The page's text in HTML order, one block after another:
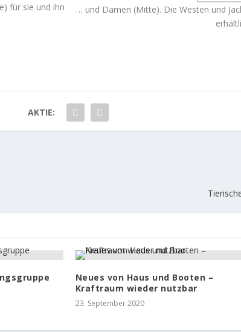
für sie und ihn
… und Damen (Mitte). Die Westen und
AKTIE:
Neues von Haus und Booten –
Kraftraum wieder nutzbar
23. September 2020